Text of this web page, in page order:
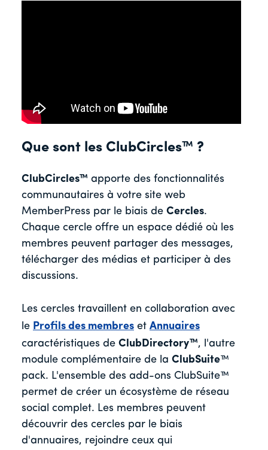
Que sont les ClubCircles™ ?
ClubCircles™ apporte des fonctionnalités
communautaires à votre site web
MemberPress par le biais de Cercles.
Chaque cercle offre un espace dédié où les
membres peuvent partager des messages,
télécharger des médias et participer à des
discussions.
Les cercles travaillent en collaboration avec
le Profils des membres et Annuaires
caractéristiques de ClubDirectory™, l'autre
module complémentaire de la ClubSuite™
pack. L'ensemble des add-ons ClubSuite™
permet de créer un écosystème de réseau
social complet. Les membres peuvent
découvrir des cercles par le biais
d'annuaires, rejoindre ceux qui